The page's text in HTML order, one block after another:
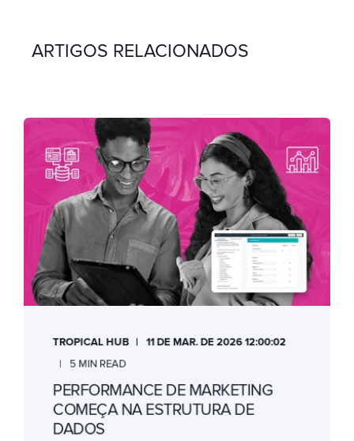
ARTIGOS RELACIONADOS
TROPICAL HUB
11 DE MAR. DE 2026 12:00:02
5 MIN READ
PERFORMANCE DE MARKETING
COMEÇA NA ESTRUTURA DE
DADOS